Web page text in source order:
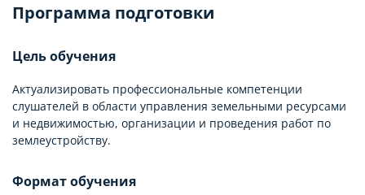
Программа подготовки
Цель обучения
Актуализировать профессиональные компетенции
слушателей в области управления земельными ресурсами
и недвижимостью, организации и проведения работ по
землеустройству.
Формат обучения